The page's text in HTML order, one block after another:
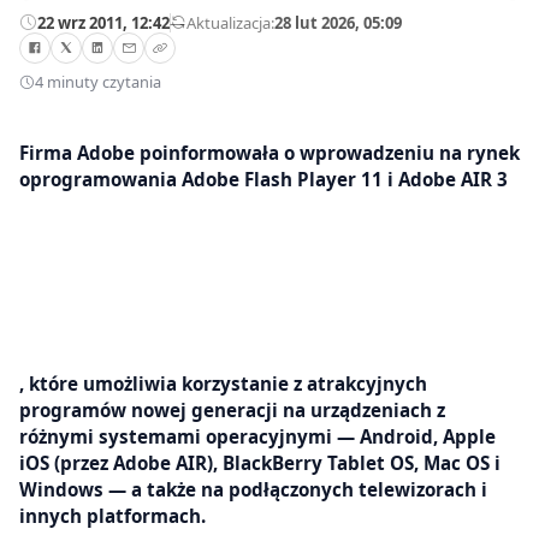
22 wrz 2011, 12:42—Aktualizacja:28 lut 2026, 05:09
4 minuty czytania
Firma Adobe poinformowała o wprowadzeniu na rynek
oprogramowania Adobe Flash Player 11 i Adobe AIR 3
, które umożliwia korzystanie z atrakcyjnych
programów nowej generacji na urządzeniach z
różnymi systemami operacyjnymi — Android, Apple
iOS (przez Adobe AIR), BlackBerry Tablet OS, Mac OS i
Windows — a także na podłączonych telewizorach i
innych platformach.